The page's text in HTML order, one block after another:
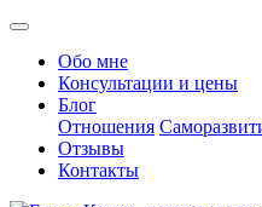
Обо мне
Консультации и цены
Блог
Отношения
Отзывы
Контакты